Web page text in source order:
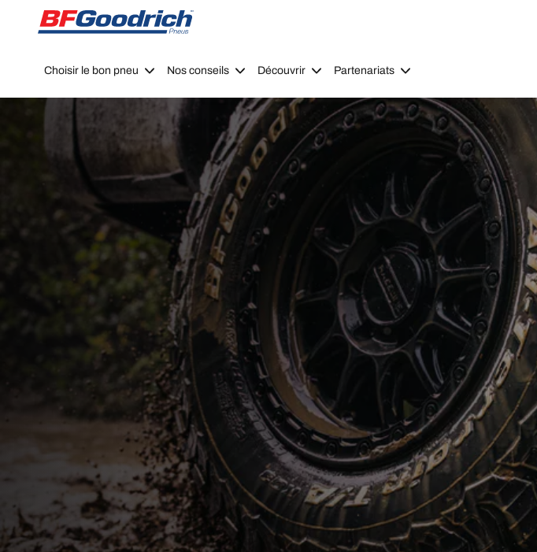
Go to page content
Go to page navigation
Choisir le bon pneu Nos conseils Découvrir Partenariats